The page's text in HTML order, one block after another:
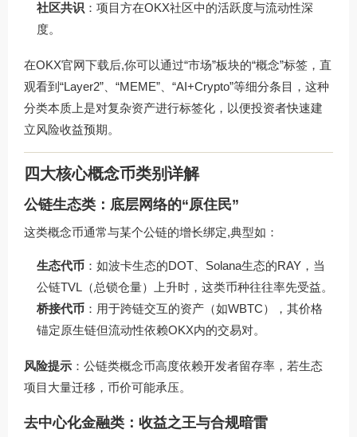
社区共识 ：项目方在OKX社区中的活跃度与流动性深
度。
在OKX官网下载后,你可以通过“市场”板块的“概念”标签，直
观看到“Layer2”、“MEME”、“AI+Crypto”等细分条目，这种
分类本质上是对复杂资产进行标签化，以便投资者快速建
立风险收益预期。
四大核心概念币类别详解
公链生态类：底层网络的“原住民”
这类概念币通常与某个公链的增长绑定,典型如：
生态代币 ：如波卡生态的DOT、Solana生态的RAY，当
公链TVL（总锁仓量）上升时，这类币种往往率先受益。
桥接代币 ：用于跨链交互的资产（如WBTC），其价格
锚定原生链但流动性依赖OKX内的交易对。
风险提示 ：公链类概念币高度依赖开发者留存率，若生态
项目大量迁移，币价可能承压。
去中心化金融类：收益之王与合规暗雷